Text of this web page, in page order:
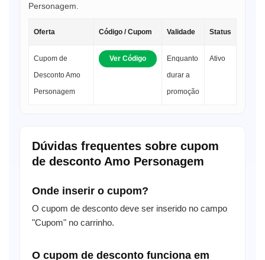
Personagem.
Oferta Código / Cupom Validade Status
Cupom de
Desconto Amo
Personagem
Ver Código
Enquanto
durar a
promoção
Ativo
Dúvidas frequentes sobre cupom
de desconto Amo Personagem
Onde inserir o cupom?
O cupom de desconto deve ser inserido no campo
"Cupom" no carrinho.
O cupom de desconto funciona em